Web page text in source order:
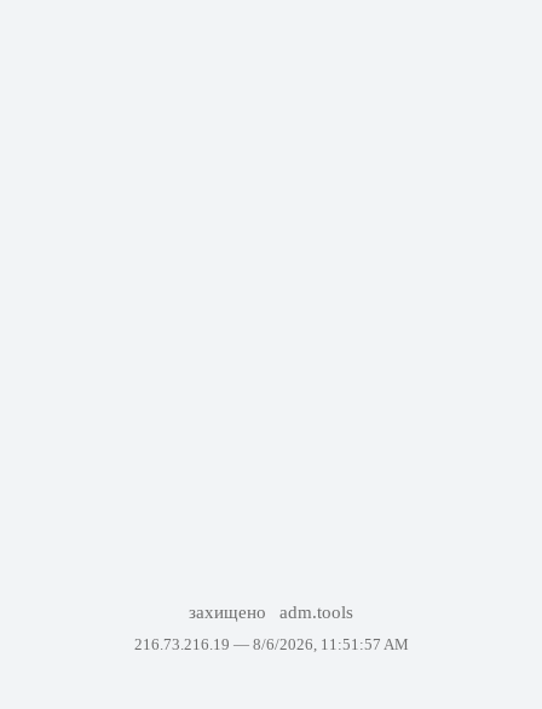
захищено adm.tools
216.73.216.19 — 8/6/2026, 11:51:57 AM